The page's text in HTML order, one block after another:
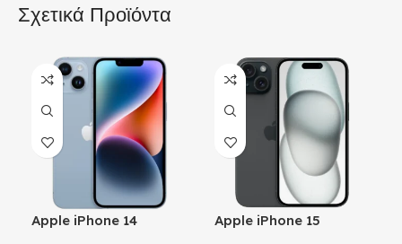
Σχετικά Προϊόντα
Apple iPhone 14 Apple iPhone 15